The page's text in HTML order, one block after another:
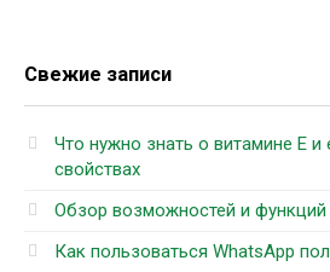
Свежие записи
Что нужно знать о витамине Е и
свойствах
Обзор возможностей и функций
Как пользоваться WhatsApp